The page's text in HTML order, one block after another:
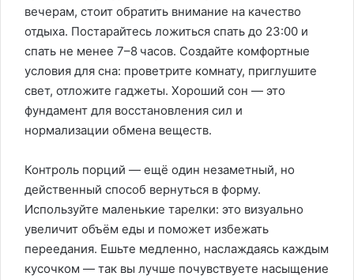
вечерам, стоит обратить внимание на качество
отдыха. Постарайтесь ложиться спать до 23:00 и
спать не менее 7–8 часов. Создайте комфортные
условия для сна: проветрите комнату, приглушите
свет, отложите гаджеты. Хороший сон — это
фундамент для восстановления сил и
нормализации обмена веществ.
Контроль порций — ещё один незаметный, но
действенный способ вернуться в форму.
Используйте маленькие тарелки: это визуально
увеличит объём еды и поможет избежать
переедания. Ешьте медленно, наслаждаясь каждым
кусочком — так вы лучше почувствуете насыщение